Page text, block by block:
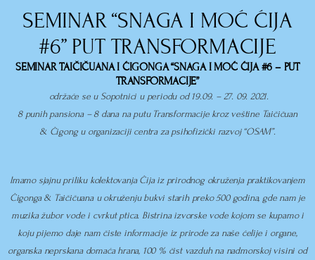
SEMINAR “SNAGA I MOĆ ĆIJA
#6” PUT TRANSFORMACIJE
SEMINAR TAIČIČUANA I ĆIGONGA “SNAGA I MOĆ ĆIJA #6 – PUT
TRANSFORMACIJE”
održaće se u Sopotnici u periodu od 19.09. – 27. 09. 2021.
8 punih pansiona – 8 dana na putu Transformacije kroz veštine Taičičuan
& Ćigong u organizaciji centra za psihofizički razvoj “OSAM”.
Imamo sjajnu priliku kolektovanja Ćija iz prirodnog okruženja praktikovanjem
Ćigonga & Taičičuana u okruženju bukvi starih preko 500 godina, gde nam je
muzika žubor vode i cvrkut ptica. Bistrina izvorske vode kojom se kupamo i
koju pijemo daje nam čiste informacije iz prirode za naše ćelije i organe,
organska neprskana domaća hrana, 100 % čist vazduh na nadmorskoj visini od